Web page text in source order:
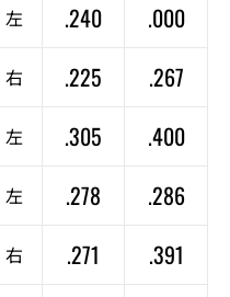
左 .240 .000
右 .225 .267
左 .305 .400
左 .278 .286
右 .271 .391